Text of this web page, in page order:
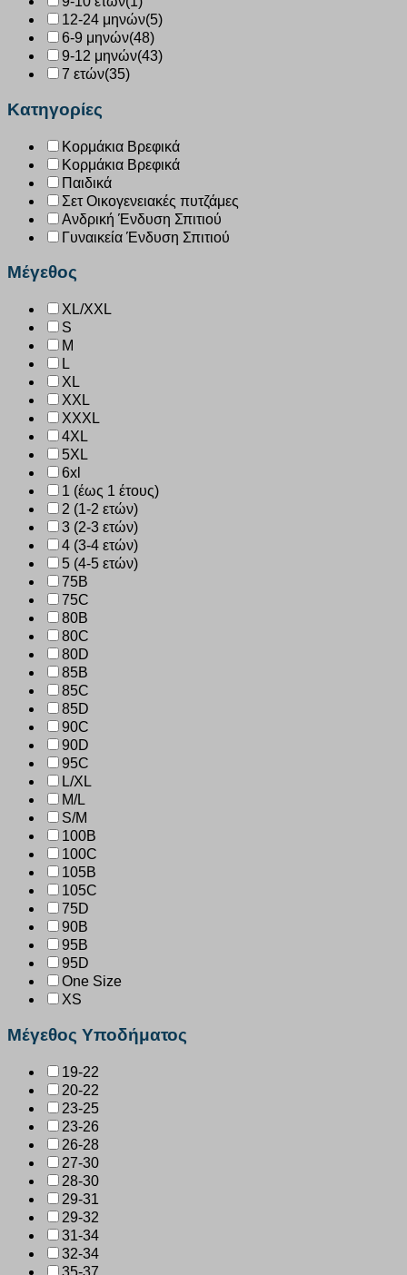
12-24 μηνών(5)
6-9 μηνών(48)
9-12 μηνών(43)
7 ετών(35)
Κατηγορίες
Κορμάκια Βρεφικά
Κορμάκια Βρεφικά
Παιδικά
Σετ Οικογενειακές πυτζάμες
Ανδρική Ένδυση Σπιτιού
Γυναικεία Ένδυση Σπιτιού
Μέγεθος
XL/XXL
S
M
L
XL
XXL
XXXL
4XL
5XL
6xl
1 (έως 1 έτους)
2 (1-2 ετών)
3 (2-3 ετών)
4 (3-4 ετών)
5 (4-5 ετών)
75B
75C
80B
80C
80D
85B
85C
85D
90C
90D
95C
L/XL
M/L
S/M
100B
100C
105B
105C
75D
90B
95B
95D
One Size
XS
Μέγεθος Υποδήματος
19-22
20-22
23-25
23-26
26-28
27-30
28-30
29-31
29-32
31-34
32-34
35-37